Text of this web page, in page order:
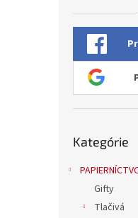
kategórie
Kategórie
Gifty
Tlačivá